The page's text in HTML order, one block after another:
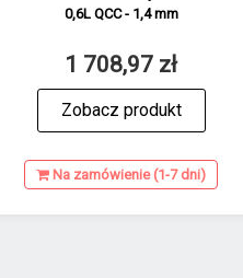
0,6L QCC - 1,4 mm
1 708,97 zł
Zobacz produkt
Na zamówienie (1-7 dni)